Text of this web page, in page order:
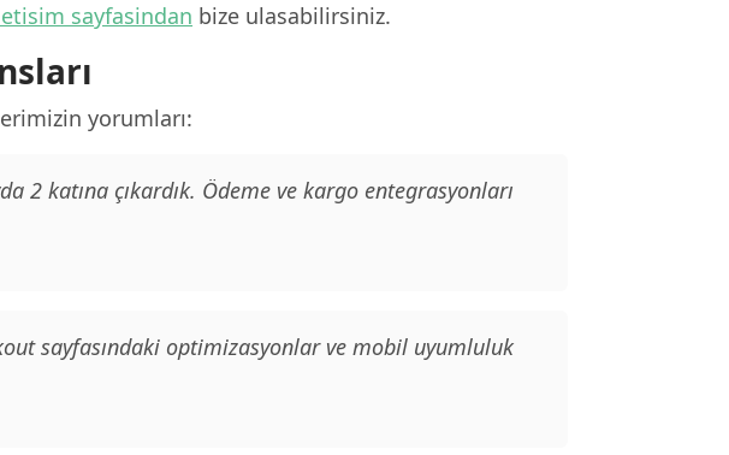
sayfasindan bize ulasabilirsiniz.
yorumları:
2 katına çıkardık. Ödeme ve kargo entegrasyonları
sayfasındaki optimizasyonlar ve mobil uyumluluk